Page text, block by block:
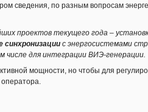
сведения, по разным вопросам
проектов текущего года –
синхронизации с энергосистемами
для интеграции ВИЭ-генерации.
мощности, но чтобы для